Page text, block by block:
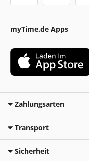
myTime.de Apps
Zahlungsarten
Transport
Sicherheit